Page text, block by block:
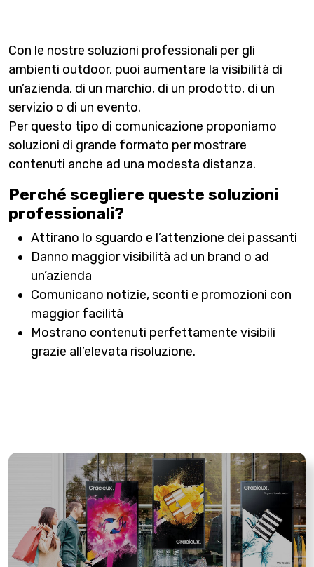
Con le nostre soluzioni professionali per gli
ambienti outdoor, puoi aumentare la visibilità di
un’azienda, di un marchio, di un prodotto, di un
servizio o di un evento.
Per questo tipo di comunicazione proponiamo
soluzioni di grande formato per mostrare
contenuti anche ad una modesta distanza.
Perché scegliere queste soluzioni
professionali?
Attirano lo sguardo e l’attenzione dei passanti
Danno maggior visibilità ad un brand o ad
un’azienda
Comunicano notizie, sconti e promozioni con
maggior facilità
Mostrano contenuti perfettamente visibili
grazie all’elevata risoluzione.